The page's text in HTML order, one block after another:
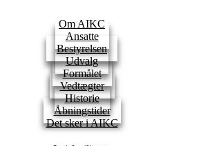
Om AIKC
Ansatte
Bestyrelsen
Udvalg
Formålet
Vedtægter
Historie
Åbningstider
Det sker i AIKC